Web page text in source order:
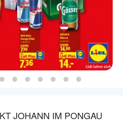
JOHANN IM PONGAU